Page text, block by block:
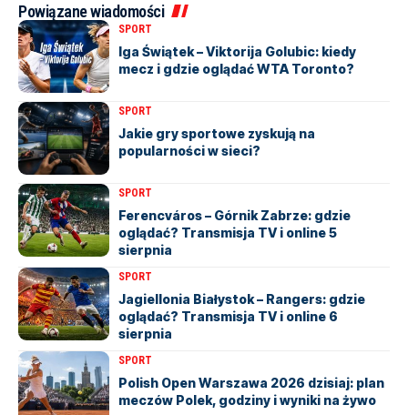
Powiązane wiadomości
SPORT
Iga Świątek – Viktorija Golubic: kiedy
mecz i gdzie oglądać WTA Toronto?
SPORT
Jakie gry sportowe zyskują na
popularności w sieci?
SPORT
Ferencváros – Górnik Zabrze: gdzie
oglądać? Transmisja TV i online 5
sierpnia
SPORT
Jagiellonia Białystok – Rangers: gdzie
oglądać? Transmisja TV i online 6
sierpnia
SPORT
Polish Open Warszawa 2026 dzisiaj: plan
meczów Polek, godziny i wyniki na żywo